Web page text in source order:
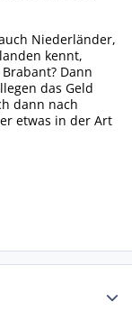
Niederländer,
kennt,
Dann
das Geld
dann nach
etwas in der Art